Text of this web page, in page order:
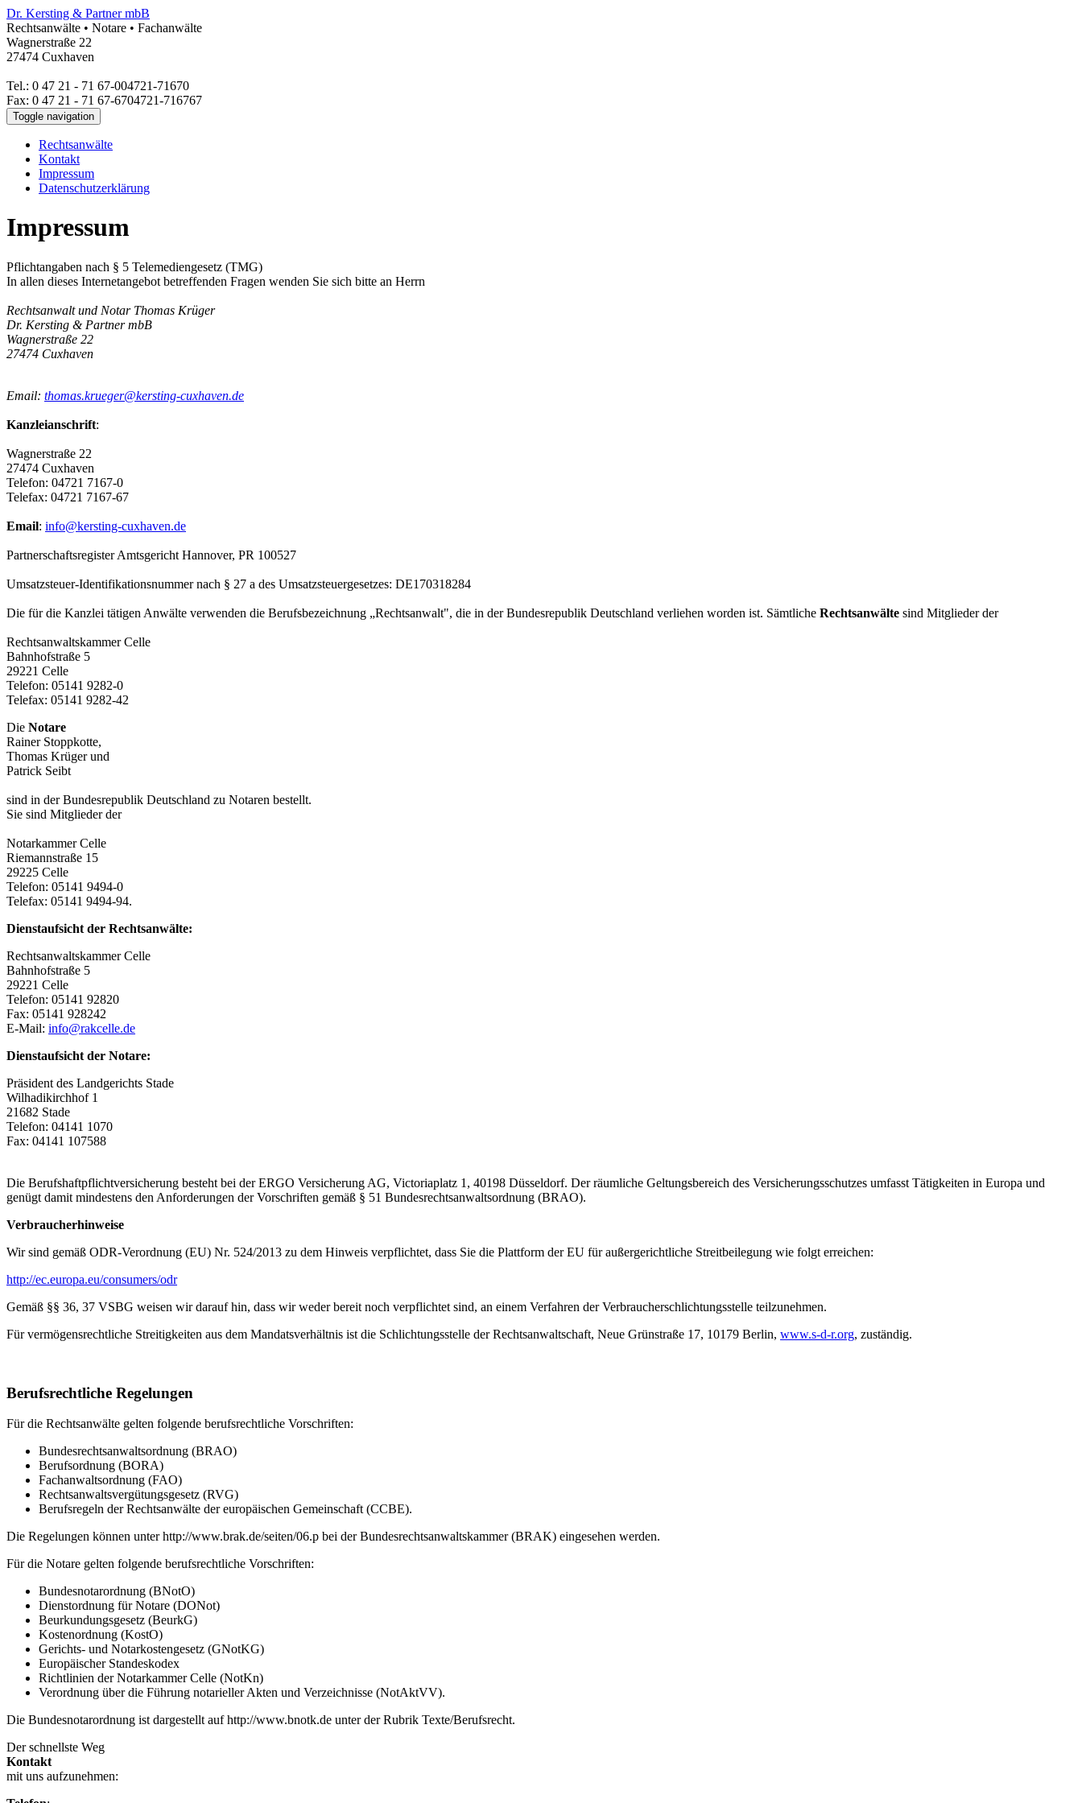
Dr. Kersting & Partner mbB
Rechtsanwälte • Notare • Fachanwälte
Wagnerstraße 22
27474 Cuxhaven
Tel.: 0 47 21 - 71 67-004721-71670
Fax: 0 47 21 - 71 67-6704721-716767
Toggle navigation
Rechtsanwälte
Kontakt
Impressum
Datenschutzerklärung
Impressum
Pflichtangaben nach § 5 Telemediengesetz (TMG)
In allen dieses Internetangebot betreffenden Fragen wenden Sie sich bitte an Herrn
Rechtsanwalt und Notar Thomas Krüger
Dr. Kersting & Partner mbB
Wagnerstraße 22
27474 Cuxhaven
Email: thomas.krueger@kersting-cuxhaven.de
Kanzleianschrift:
Wagnerstraße 22
27474 Cuxhaven
Telefon: 04721 7167-0
Telefax: 04721 7167-67
Email: info@kersting-cuxhaven.de
Partnerschaftsregister Amtsgericht Hannover, PR 100527
Umsatzsteuer-Identifikationsnummer nach § 27 a des Umsatzsteuergesetzes: DE170318284
Die für die Kanzlei tätigen Anwälte verwenden die Berufsbezeichnung „Rechtsanwalt", die in der Bundesrepublik Deutschland verliehen worden ist. Sämtliche Rechtsanwälte sind Mitglieder der
Rechtsanwaltskammer Celle
Bahnhofstraße 5
29221 Celle
Telefon: 05141 9282-0
Telefax: 05141 9282-42
Die Notare
Rainer Stoppkotte,
Thomas Krüger und
Patrick Seibt
sind in der Bundesrepublik Deutschland zu Notaren bestellt.
Sie sind Mitglieder der
Notarkammer Celle
Riemannstraße 15
29225 Celle
Telefon: 05141 9494-0
Telefax: 05141 9494-94.
Dienstaufsicht der Rechtsanwälte:
Rechtsanwaltskammer Celle
Bahnhofstraße 5
29221 Celle
Telefon: 05141 92820
Fax: 05141 928242
E-Mail: info@rakcelle.de
Dienstaufsicht der Notare:
Präsident des Landgerichts Stade
Wilhadikirchhof 1
21682 Stade
Telefon: 04141 1070
Fax: 04141 107588
Die Berufshaftpflichtversicherung besteht bei der ERGO Versicherung AG, Victoriaplatz 1, 40198 Düsseldorf. Der räumliche Geltungsbereich des Versicherungsschutzes umfasst Tätigkeiten in Europa und
genügt damit mindestens den Anforderungen der Vorschriften gemäß § 51 Bundesrechtsanwaltsordnung (BRAO).
Verbraucherhinweise
Wir sind gemäß ODR-Verordnung (EU) Nr. 524/2013 zu dem Hinweis verpflichtet, dass Sie die Plattform der EU für außergerichtliche Streitbeilegung wie folgt erreichen:
http://ec.europa.eu/consumers/odr
Gemäß §§ 36, 37 VSBG weisen wir darauf hin, dass wir weder bereit noch verpflichtet sind, an einem Verfahren der Verbraucherschlichtungsstelle teilzunehmen.
Für vermögensrechtliche Streitigkeiten aus dem Mandatsverhältnis ist die Schlichtungsstelle der Rechtsanwaltschaft, Neue Grünstraße 17, 10179 Berlin, www.s-d-r.org, zuständig.
Berufsrechtliche Regelungen
Für die Rechtsanwälte gelten folgende berufsrechtliche Vorschriften:
Bundesrechtsanwaltsordnung (BRAO)
Berufsordnung (BORA)
Fachanwaltsordnung (FAO)
Rechtsanwaltsvergütungsgesetz (RVG)
Berufsregeln der Rechtsanwälte der europäischen Gemeinschaft (CCBE).
Die Regelungen können unter http://www.brak.de/seiten/06.p bei der Bundesrechtsanwaltskammer (BRAK) eingesehen werden.
Für die Notare gelten folgende berufsrechtliche Vorschriften:
Bundesnotarordnung (BNotO)
Dienstordnung für Notare (DONot)
Beurkundungsgesetz (BeurkG)
Kostenordnung (KostO)
Gerichts- und Notarkostengesetz (GNotKG)
Europäischer Standeskodex
Richtlinien der Notarkammer Celle (NotKn)
Verordnung über die Führung notarieller Akten und Verzeichnisse (NotAktVV).
Die Bundesnotarordnung ist dargestellt auf http://www.bnotk.de unter der Rubrik Texte/Berufsrecht.
Der schnellste Weg
Kontakt
mit uns aufzunehmen: